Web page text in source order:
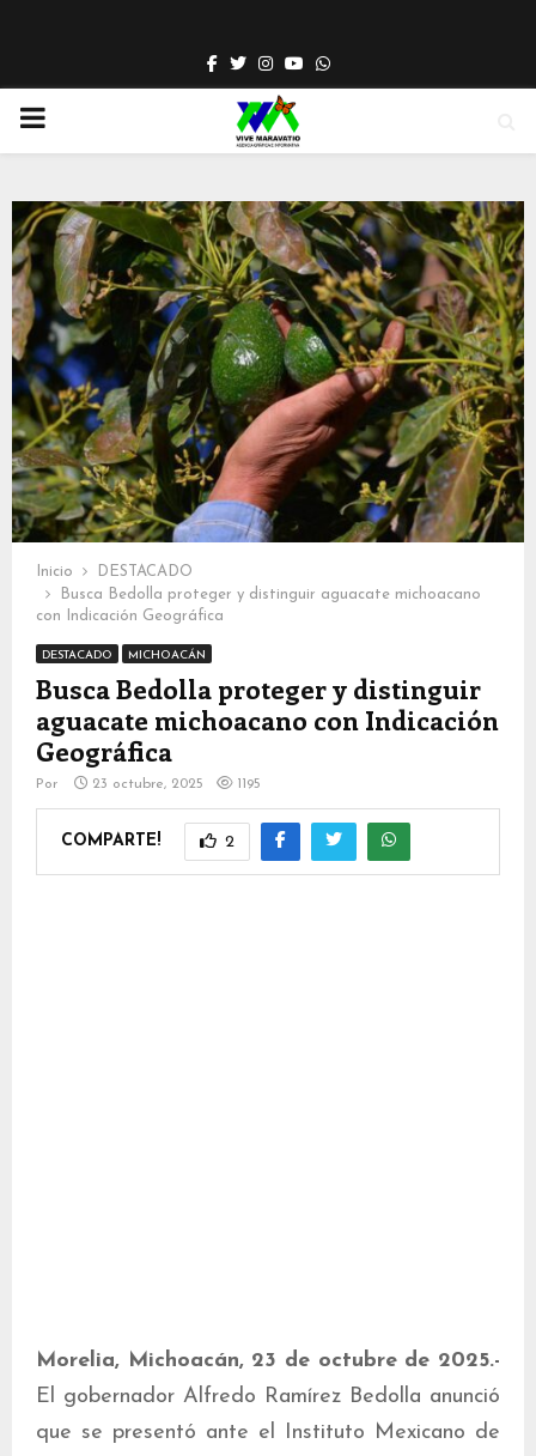
Facebook
TwitterInstagram
YoutubeWhatsapp
PRIMARY
Inicio
DESTACADO
Busca Bedolla proteger y distinguir aguacate michoacano
con Indicación Geográfica
DESTACADO MICHOACÁN
Busca Bedolla proteger y distinguir
aguacate michoacano con Indicación
Geográfica
Por 23 octubre, 2025 1195
COMPARTE! 2
Morelia, Michoacán, 23 de octubre de 2025.-
El gobernador Alfredo Ramírez Bedolla anunció
que se presentó ante el Instituto Mexicano de